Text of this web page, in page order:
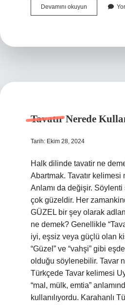
Devamını okuyun
Türkçe
Tavatır Nerede
Tarih: Ekim 28, 2024
Halk dilinde tavatir ne
Abartmak. Tavatır
Anlamı da değişir.
çok güzeldir. Her
GÜZEL bir şey olarak
ne demek? Genellikle
iyi, eşsiz veya güçlü olan
“Güzel” ve “vahşi” gibi
olduğu söylenebilir. Tavar
Türkçede Tavar kelimesi
“mal, mülk, emtia”
kullanılıyordu. Karahanlı